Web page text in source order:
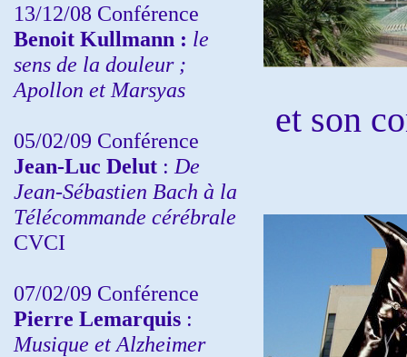
13/12/08 Conférence
Benoit Kullmann : le
sens de la douleur ;
Apollon et Marsyas
05/02/09 Conférence
Jean-Luc Delut : De
Jean-Sébastien Bach à la
Télécommande cérébrale
CVCI
07/02/09 Conférence
Pierre Lemarquis :
Musique et Alzheimer
et son